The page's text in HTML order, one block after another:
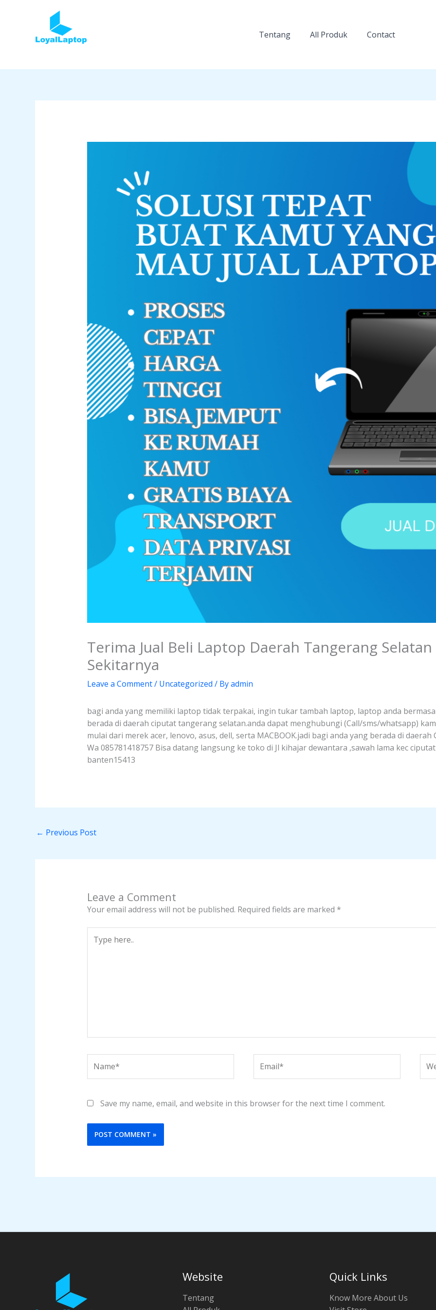
Tentang All Produk Contact
Terima Jual Beli Laptop Daerah Tangerang
Sekitarnya
Leave a Comment/ Uncategorized / Byadmin
bagi anda yang memiliki laptop tidak terpakai, ingin tukar tambah laptop, laptop anda
berada di daerah ciputat tangerang selatan.anda dapat menghubungi (Call/sms/whatsapp)
mulai dari merek acer, lenovo, asus, dell, serta MACBOOK.jadi bagi anda yang berada di
Wa 085781418757 Bisa datang langsung ke toko di Jl kihajar dewantara ,sawah lama kec
banten15413
← Previous Post
Leave a Comment
Your email address will not be published. Required fields are marked *
here..
Save my name, email, and website in this browser for the next time I comment.
Website
Tentang
Quick Links
Know More About Us